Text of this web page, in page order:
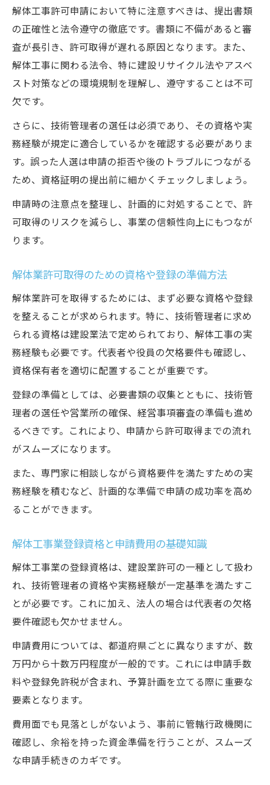
解体工事許可申請において特に注意すべきは、提出書類
の正確性と法令遵守の徹底です。書類に不備があると審
査が長引き、許可取得が遅れる原因となります。また、
解体工事に関わる法令、特に建設リサイクル法やアスベ
スト対策などの環境規制を理解し、遵守することは不可
欠です。
さらに、技術管理者の選任は必須であり、その資格や実
務経験が規定に適合しているかを確認する必要がありま
す。誤った人選は申請の拒否や後のトラブルにつながる
ため、資格証明の提出前に細かくチェックしましょう。
申請時の注意点を整理し、計画的に対処することで、許
可取得のリスクを減らし、事業の信頼性向上にもつなが
ります。
解体業許可取得のための資格や登録の準備方法
解体業許可を取得するためには、まず必要な資格や登録
を整えることが求められます。特に、技術管理者に求め
られる資格は建設業法で定められており、解体工事の実
務経験も必要です。代表者や役員の欠格要件も確認し、
資格保有者を適切に配置することが重要です。
登録の準備としては、必要書類の収集とともに、技術管
理者の選任や営業所の確保、経営事項審査の準備も進め
るべきです。これにより、申請から許可取得までの流れ
がスムーズになります。
また、専門家に相談しながら資格要件を満たすための実
務経験を積むなど、計画的な準備で申請の成功率を高め
ることができます。
解体工事業登録資格と申請費用の基礎知識
解体工事業の登録資格は、建設業許可の一種として扱わ
れ、技術管理者の資格や実務経験が一定基準を満たすこ
とが必要です。これに加え、法人の場合は代表者の欠格
要件確認も欠かせません。
申請費用については、都道府県ごとに異なりますが、数
万円から十数万円程度が一般的です。これには申請手数
料や登録免許税が含まれ、予算計画を立てる際に重要な
要素となります。
費用面でも見落としがないよう、事前に管轄行政機関に
確認し、余裕を持った資金準備を行うことが、スムーズ
な申請手続きのカギです。